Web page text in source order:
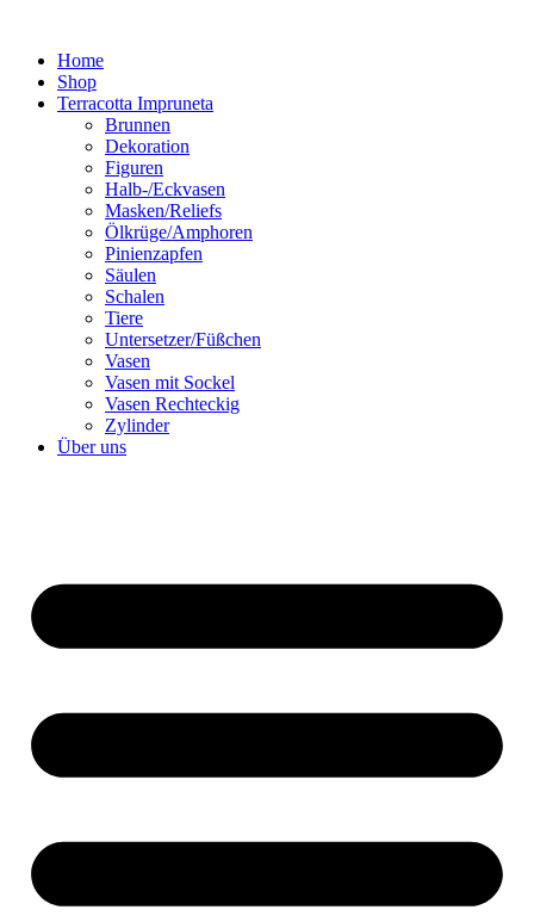
springenHome
Shop
Terracotta Impruneta
Brunnen
Dekoration
Figuren
Halb-/Eckvasen
Masken/Reliefs
Ölkrüge/Amphoren
Pinienzapfen
Säulen
Schalen
Tiere
Untersetzer/Füßchen
Vasen
Vasen mit Sockel
Vasen Rechteckig
Zylinder
Über uns